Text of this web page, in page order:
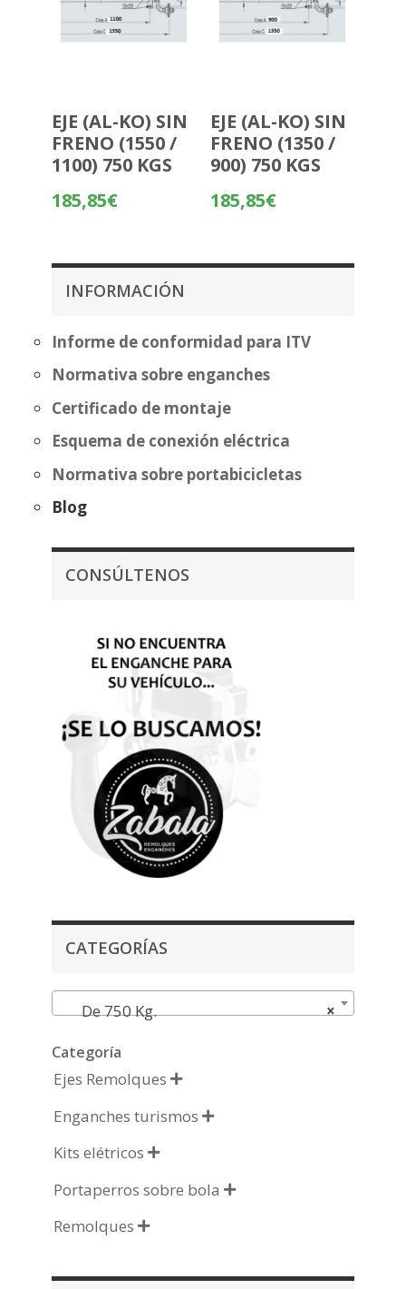
EJE (AL-KO) SIN
FRENO (1550 /
1100) 750 KGS
185,85€
EJE (AL-KO) SIN
FRENO (1350 /
900) 750 KGS
185,85€
INFORMACIÓN
Informe de conformidad para ITV
Normativa sobre enganches
Certificado de montaje
Esquema de conexión eléctrica
Normativa sobre portabicicletas
Blog
CONSÚLTENOS
CATEGORÍAS
×
De 750 Kg.
Categoría
Ejes Remolques 
Enganches turismos 
Kits elétricos 
Portaperros sobre bola 
Remolques 